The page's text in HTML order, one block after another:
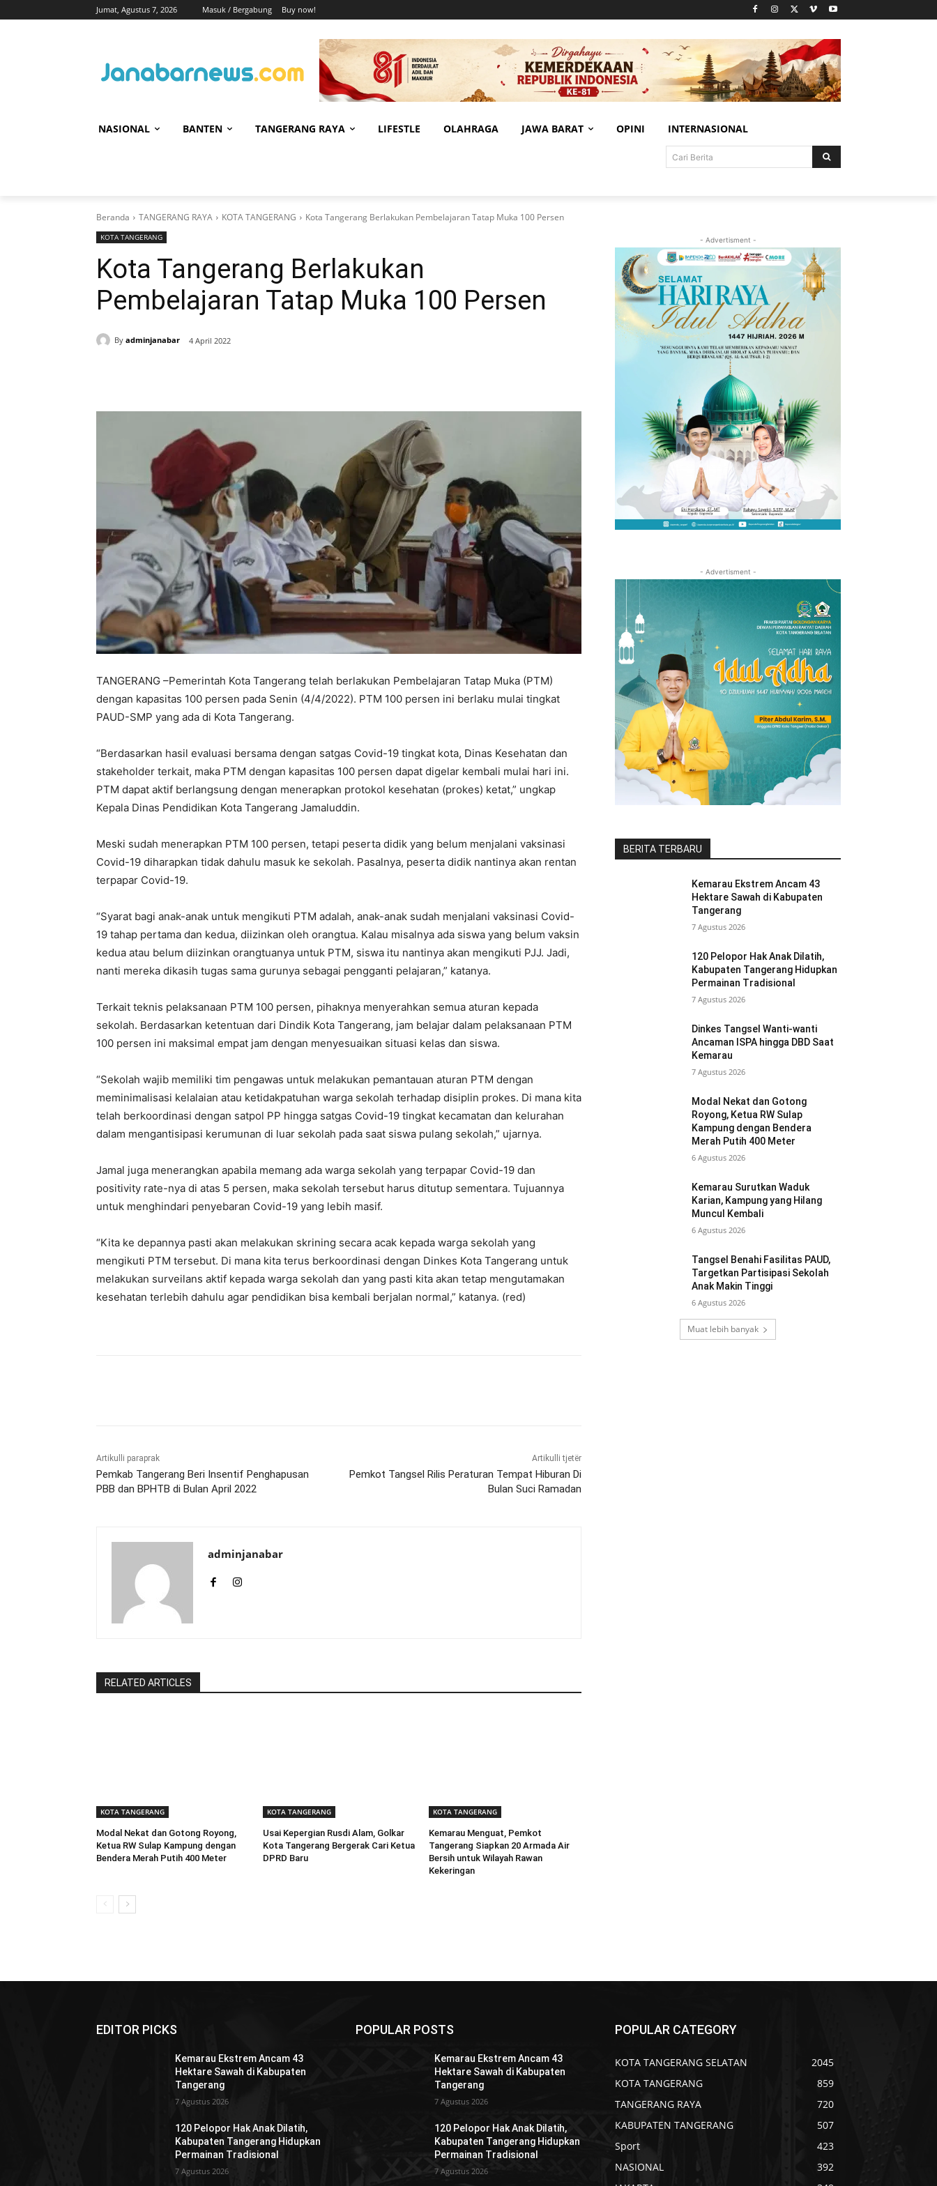
Jumat, Agustus 7, 2026 Masuk / Bergabung Buy now!
NASIONAL BANTEN TANGERANG RAYA LIFESTLE OLAHRAGA JAWA BARAT OPINI INTERNASIONAL
Cari Berita
Beranda TANGERANG RAYA KOTA TANGERANG Kota Tangerang Berlakukan Pembelajaran Tatap Muka 100 Persen
KOTA TANGERANG
Kota Tangerang Berlakukan
Pembelajaran Tatap Muka 100 Persen
By adminjanabar 4 April 2022
TANGERANG –Pemerintah Kota Tangerang telah berlakukan Pembelajaran Tatap Muka (PTM)
dengan kapasitas 100 persen pada Senin (4/4/2022). PTM 100 persen ini berlaku mulai tingkat
PAUD-SMP yang ada di Kota Tangerang.
“Berdasarkan hasil evaluasi bersama dengan satgas Covid-19 tingkat kota, Dinas Kesehatan dan
stakeholder terkait, maka PTM dengan kapasitas 100 persen dapat digelar kembali mulai hari ini.
PTM dapat aktif berlangsung dengan menerapkan protokol kesehatan (prokes) ketat,” ungkap
Kepala Dinas Pendidikan Kota Tangerang Jamaluddin.
Meski sudah menerapkan PTM 100 persen, tetapi peserta didik yang belum menjalani vaksinasi
Covid-19 diharapkan tidak dahulu masuk ke sekolah. Pasalnya, peserta didik nantinya akan rentan
terpapar Covid-19.
“Syarat bagi anak-anak untuk mengikuti PTM adalah, anak-anak sudah menjalani vaksinasi Covid-
19 tahap pertama dan kedua, diizinkan oleh orangtua. Kalau misalnya ada siswa yang belum vaksin
kedua atau belum diizinkan orangtuanya untuk PTM, siswa itu nantinya akan mengikuti PJJ. Jadi,
nanti mereka dikasih tugas sama gurunya sebagai pengganti pelajaran,” katanya.
Terkait teknis pelaksanaan PTM 100 persen, pihaknya menyerahkan semua aturan kepada
sekolah. Berdasarkan ketentuan dari Dindik Kota Tangerang, jam belajar dalam pelaksanaan PTM
100 persen ini maksimal empat jam dengan menyesuaikan situasi kelas dan siswa.
“Sekolah wajib memiliki tim pengawas untuk melakukan pemantauan aturan PTM dengan
meminimalisasi kelalaian atau ketidakpatuhan warga sekolah terhadap disiplin prokes. Di mana kita
telah berkoordinasi dengan satpol PP hingga satgas Covid-19 tingkat kecamatan dan kelurahan
dalam mengantisipasi kerumunan di luar sekolah pada saat siswa pulang sekolah,” ujarnya.
Jamal juga menerangkan apabila memang ada warga sekolah yang terpapar Covid-19 dan
positivity rate-nya di atas 5 persen, maka sekolah tersebut harus ditutup sementara. Tujuannya
untuk menghindari penyebaran Covid-19 yang lebih masif.
“Kita ke depannya pasti akan melakukan skrining secara acak kepada warga sekolah yang
mengikuti PTM tersebut. Di mana kita terus berkoordinasi dengan Dinkes Kota Tangerang untuk
melakukan surveilans aktif kepada warga sekolah dan yang pasti kita akan tetap mengutamakan
kesehatan terlebih dahulu agar pendidikan bisa kembali berjalan normal,” katanya. (red)
Artikulli paraprak
Pemkab Tangerang Beri Insentif Penghapusan
PBB dan BPHTB di Bulan April 2022
Artikulli tjetër
Pemkot Tangsel Rilis Peraturan Tempat Hiburan Di
Bulan Suci Ramadan
adminjanabar
RELATED ARTICLES
KOTA TANGERANG
Modal Nekat dan Gotong Royong,
Ketua RW Sulap Kampung dengan
Bendera Merah Putih 400 Meter
KOTA TANGERANG
Usai Kepergian Rusdi Alam, Golkar
Kota Tangerang Bergerak Cari Ketua
DPRD Baru
KOTA TANGERANG
Kemarau Menguat, Pemkot
Tangerang Siapkan 20 Armada Air
Bersih untuk Wilayah Rawan
Kekeringan
- Advertisment -
- Advertisment -
BERITA TERBARU
Kemarau Ekstrem Ancam 43
Hektare Sawah di Kabupaten
Tangerang
7 Agustus 2026
120 Pelopor Hak Anak Dilatih,
Kabupaten Tangerang Hidupkan
Permainan Tradisional
7 Agustus 2026
Dinkes Tangsel Wanti-wanti
Ancaman ISPA hingga DBD Saat
Kemarau
7 Agustus 2026
Modal Nekat dan Gotong
Royong, Ketua RW Sulap
Kampung dengan Bendera
Merah Putih 400 Meter
6 Agustus 2026
Kemarau Surutkan Waduk
Karian, Kampung yang Hilang
Muncul Kembali
6 Agustus 2026
Tangsel Benahi Fasilitas PAUD,
Targetkan Partisipasi Sekolah
Anak Makin Tinggi
6 Agustus 2026
Muat lebih banyak
EDITOR PICKS
Kemarau Ekstrem Ancam 43
Hektare Sawah di Kabupaten
Tangerang
7 Agustus 2026
120 Pelopor Hak Anak Dilatih,
Kabupaten Tangerang Hidupkan
Permainan Tradisional
7 Agustus 2026
POPULAR POSTS
Kemarau Ekstrem Ancam 43
Hektare Sawah di Kabupaten
Tangerang
7 Agustus 2026
120 Pelopor Hak Anak Dilatih,
Kabupaten Tangerang Hidupkan
Permainan Tradisional
7 Agustus 2026
POPULAR CATEGORY
KOTA TANGERANG SELATAN
2045
KOTA TANGERANG
859
TANGERANG RAYA
720
KABUPATEN TANGERANG
507
Sport
423
NASIONAL
392